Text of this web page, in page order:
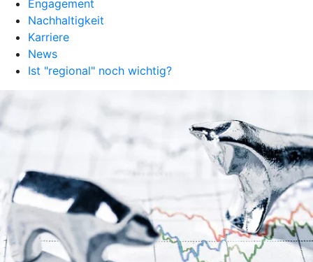
Engagement
Nachhaltigkeit
Karriere
News
Ist "regional" noch wichtig?